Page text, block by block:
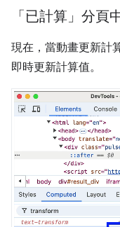
「已計算」分頁
現在，當動畫更新計
即時更新計算值。